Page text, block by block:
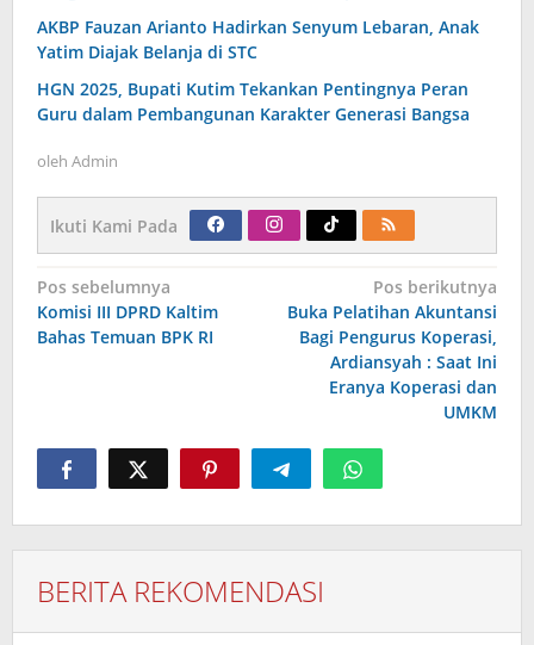
AKBP Fauzan Arianto Hadirkan Senyum Lebaran, Anak
Yatim Diajak Belanja di STC
HGN 2025, Bupati Kutim Tekankan Pentingnya Peran
Guru dalam Pembangunan Karakter Generasi Bangsa
oleh Admin
Ikuti Kami Pada
Navigasi
pos
Pos sebelumnya
Komisi III DPRD Kaltim
Bahas Temuan BPK RI
Pos berikutnya
Buka Pelatihan Akuntansi
Bagi Pengurus Koperasi,
Ardiansyah : Saat Ini
Eranya Koperasi dan
UMKM
BERITA REKOMENDASI